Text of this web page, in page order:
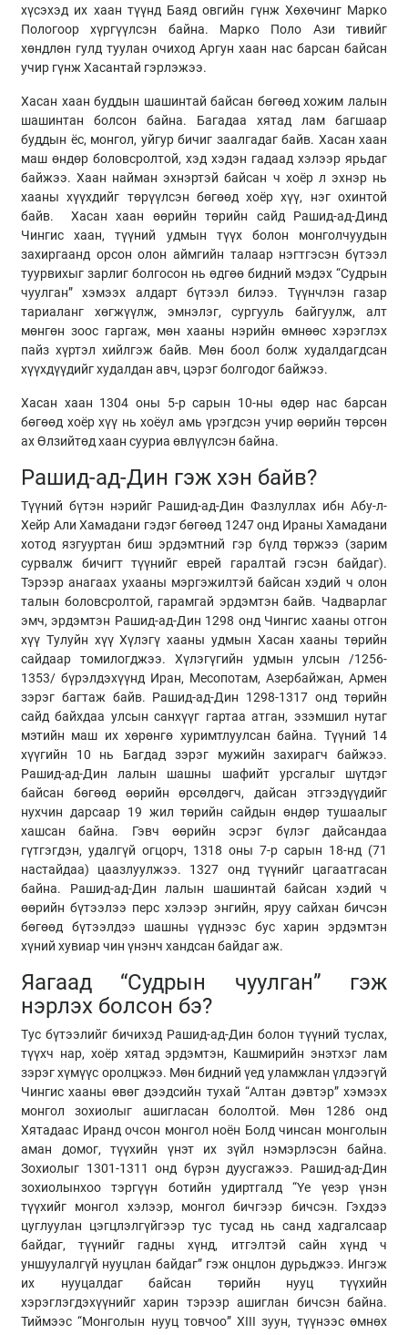
хүсэхэд их хаан түүнд Баяд овгийн гүнж Хөхөчинг Марко
Пологоор хүргүүлсэн байна. Марко Поло Ази тивийг
хөндлөн гулд туулан очиход Аргун хаан нас барсан байсан
учир гүнж Хасантай гэрлэжээ.
Хасан хаан буддын шашинтай байсан бөгөөд хожим лалын
шашинтан болсон байна. Багадаа хятад лам багшаар
буддын ёс, монгол, уйгур бичиг заалгадаг байв. Хасан хаан
маш өндөр боловсролтой, хэд хэдэн гадаад хэлээр ярьдаг
байжээ. Хаан найман эхнэртэй байсан ч хоёр л эхнэр нь
хааны хүүхдийг төрүүлсэн бөгөөд хоёр хүү, нэг охинтой
байв. Хасан хаан өөрийн төрийн сайд Рашид-ад-Динд
Чингис хаан, түүний удмын түүх болон монголчуудын
захиргаанд орсон олон аймгийн талаар нэгтгэсэн бүтээл
туурвихыг зарлиг болгосон нь өдгөө бидний мэдэх “Судрын
чуулган” хэмээх алдарт бүтээл билээ. Түүнчлэн газар
тариаланг хөгжүүлж, эмнэлэг, сургууль байгуулж, алт
мөнгөн зоос гаргаж, мөн хааны нэрийн өмнөөс хэрэглэх
пайз хүртэл хийлгэж байв. Мөн боол болж худалдагдсан
хүүхдүүдийг худалдан авч, цэрэг болгодог байжээ.
Хасан хаан 1304 оны 5-р сарын 10-ны өдөр нас барсан
бөгөөд хоёр хүү нь хоёул амь үрэгдсэн учир өөрийн төрсөн
ах Өлзийтөд хаан сууриа өвлүүлсэн байна.
Рашид-ад-Дин гэж хэн байв?
Түүний бүтэн нэрийг Рашид-ад-Дин Фазлуллах ибн Абу-л-
Хейр Али Хамадани гэдэг бөгөөд 1247 онд Ираны Хамадани
хотод язгууртан биш эрдэмтний гэр бүлд төржээ (зарим
сурвалж бичигт түүнийг еврей гаралтай гэсэн байдаг).
Тэрээр анагаах ухааны мэргэжилтэй байсан хэдий ч олон
талын боловсролтой, гарамгай эрдэмтэн байв. Чадварлаг
эмч, эрдэмтэн Рашид-ад-Дин 1298 онд Чингис хааны отгон
хүү Тулуйн хүү Хүлэгү хааны удмын Хасан хааны төрийн
сайдаар томилогджээ. Хүлэгүгийн удмын улсын /1256-
1353/ бүрэлдэхүүнд Иран, Месопотам, Азербайжан, Армен
зэрэг багтаж байв. Рашид-ад-Дин 1298-1317 онд төрийн
сайд байхдаа улсын санхүүг гартаа атган, эзэмшил нутаг
мэтийн маш их хөрөнгө хуримтлуулсан байна. Түүний 14
хүүгийн 10 нь Багдад зэрэг мужийн захирагч байжээ.
Рашид-ад-Дин лалын шашны шафийт урсгалыг шүтдэг
байсан бөгөөд өөрийн өрсөлдөгч, дайсан этгээдүүдийг
нухчин дарсаар 19 жил төрийн сайдын өндөр тушаалыг
хашсан байна. Гэвч өөрийн эсрэг бүлэг дайсандаа
гүтгэгдэн, удалгүй огцорч, 1318 оны 7-р сарын 18-нд (71
настайдаа) цаазлуулжээ. 1327 онд түүнийг цагаатгасан
байна. Рашид-ад-Дин лалын шашинтай байсан хэдий ч
өөрийн бүтээлээ перс хэлээр энгийн, яруу сайхан бичсэн
бөгөөд бүтээлдээ шашны үүднээс бус харин эрдэмтэн
хүний хувиар чин үнэнч хандсан байдаг аж.
Яагаад “Судрын чуулган” гэж
нэрлэх болсон бэ?
Тус бүтээлийг бичихэд Рашид-ад-Дин болон түүний туслах,
түүхч нар, хоёр хятад эрдэмтэн, Кашмирийн энэтхэг лам
зэрэг хүмүүс оролцжээ. Мөн бидний үед уламжлан үлдээгүй
Чингис хааны өвөг дээдсийн тухай “Алтан дэвтэр” хэмээх
монгол зохиолыг ашигласан бололтой. Мөн 1286 онд
Хятадаас Иранд очсон монгол ноён Болд чинсан монголын
аман домог, түүхийн үнэт их зүйл нэмэрлэсэн байна.
Зохиолыг 1301-1311 онд бүрэн дуусгажээ. Рашид-ад-Дин
зохиолынхоо тэргүүн ботийн удиртгалд “Үе үеэр үнэн
түүхийг монгол хэлээр, монгол бичгээр бичсэн. Гэхдээ
цуглуулан цэгцлэлгүйгээр тус тусад нь санд хадгалсаар
байдаг, түүнийг гадны хүнд, итгэлтэй сайн хүнд ч
уншуулалгүй нууцлан байдаг” гэж онцлон дурьджээ. Ингэж
их нууцалдаг байсан төрийн нууц түүхийн
хэрэглэгдэхүүнийг харин тэрээр ашиглан бичсэн байна.
Тиймээс “Монголын нууц товчоо” XIII зуун, түүнээс өмнөх